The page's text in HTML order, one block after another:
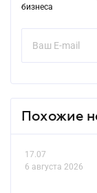
бизнеса
Похожие
17.07
6 августа 2026